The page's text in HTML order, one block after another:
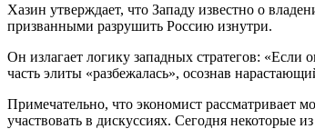
Хазин утверждает, что Западу известно о
призванными разрушить Россию изнутри.
Он излагает логику западных стратегов: «Если
часть элиты «разбежалась», осознав
Примечательно, что экономист рассматривает
участвовать в дискуссиях. Сегодня некоторые